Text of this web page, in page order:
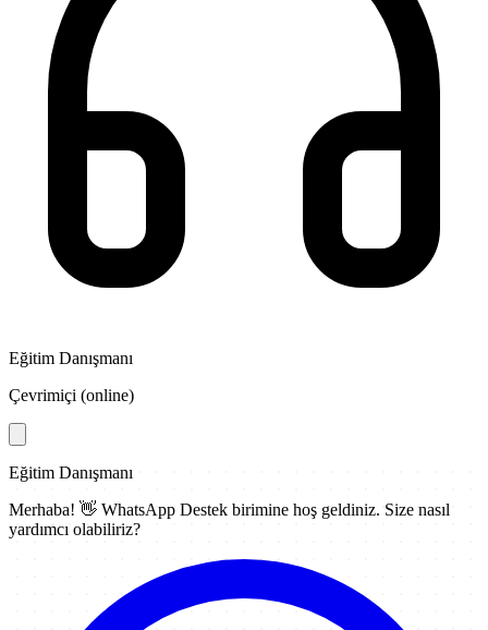
Eğitim Danışmanı
Çevrimiçi (online)
Eğitim Danışmanı
Merhaba! 👋 WhatsApp Destek birimine hoş geldiniz. Size nasıl
yardımcı olabiliriz?